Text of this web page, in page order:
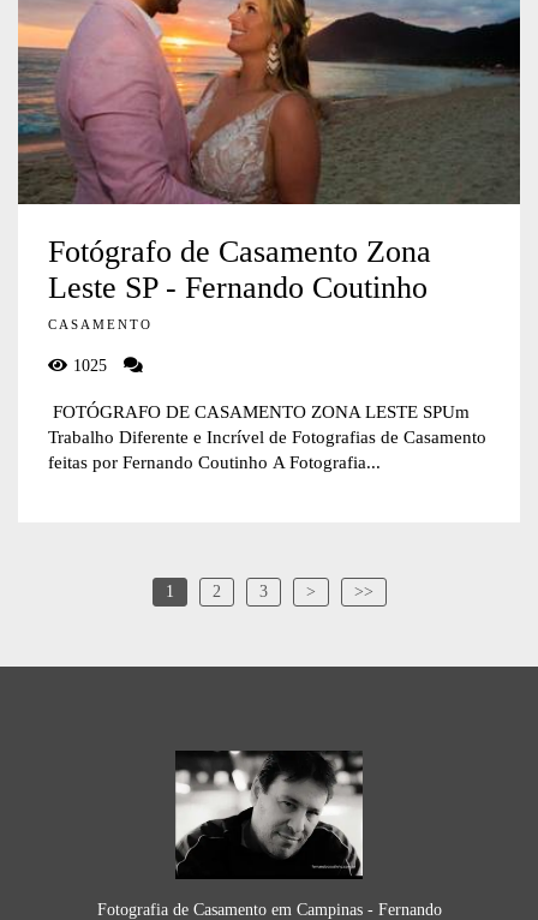
Fotógrafo de Casamento Zona
Leste SP - Fernando Coutinho
CASAMENTO
1025
FOTÓGRAFO DE CASAMENTO ZONA LESTE SPUm
Trabalho Diferente e Incrível de Fotografias de Casamento
feitas por Fernando Coutinho A Fotografia...
1 2 3 > >>
Fotografia de Casamento em Campinas - Fernando